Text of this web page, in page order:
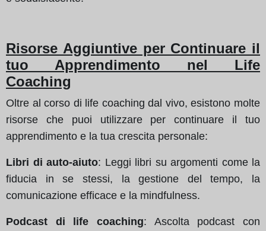
Risorse Aggiuntive per Continuare il
tuo Apprendimento nel Life
Coaching
Oltre al corso di life coaching dal vivo, esistono molte
risorse che puoi utilizzare per continuare il tuo
apprendimento e la tua crescita personale:
Libri di auto-aiuto: Leggi libri su argomenti come la
fiducia in se stessi, la gestione del tempo, la
comunicazione efficace e la mindfulness.
Podcast di life coaching: Ascolta podcast con